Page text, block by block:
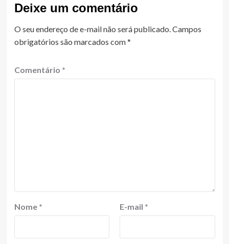
Deixe um comentário
O seu endereço de e-mail não será publicado.Campos
obrigatórios são marcados com*
Comentário *
Nome * E-mail *